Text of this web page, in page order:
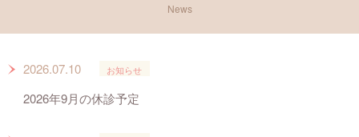
News
2026.07.10 お知らせ
2026年9月の休診予定